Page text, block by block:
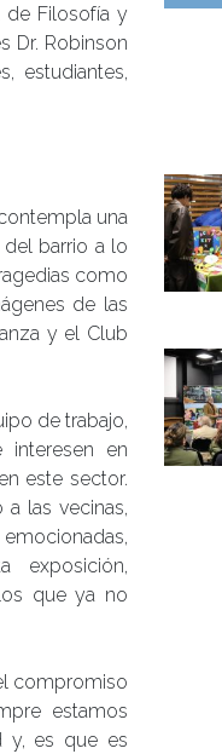
de Filosofía y
Dr. Robinson
estudiantes,
una
barrio a lo
como
de las
y el Club
de trabajo,
interesen en
este sector.
las vecinas,
exposición,
que ya no
compromiso
estamos
y, es que es